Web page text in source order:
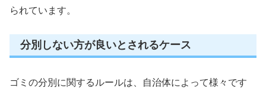
られています。
分別しない方が良いとされるケース
ゴミの分別に関するルールは、自治体によって様々です